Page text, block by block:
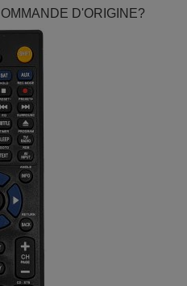
D'ORIGINE?